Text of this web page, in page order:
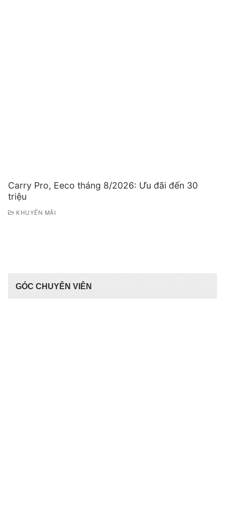
Carry Pro, Eeco tháng 8/2026: Ưu đãi đến 30
triệu
KHUYẾN MÃI
GÓC CHUYÊN VIÊN